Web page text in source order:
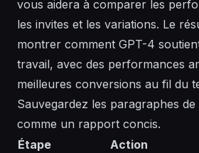
vous aidera à comparer les
les invites et les variations. Le
montrer comment GPT-4
travail, avec des performances
meilleures conversions au fil du
Sauvegardez les paragraphes
comme un rapport concis.
Étape
Action